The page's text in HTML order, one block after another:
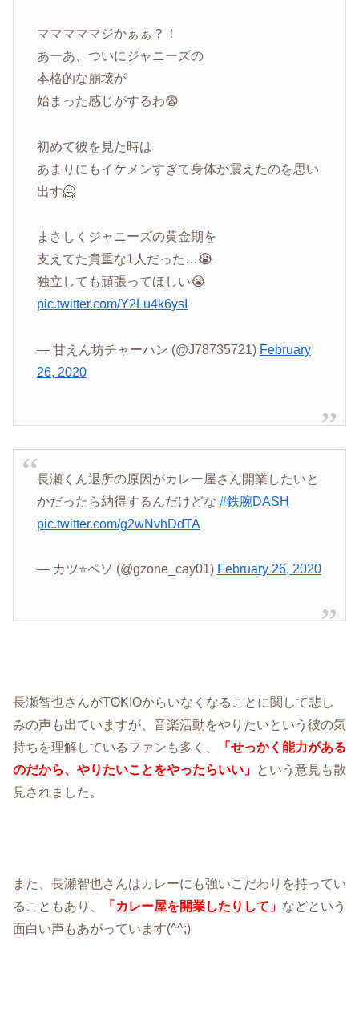
マママママジかぁぁ？！
あーあ、ついにジャニーズの
本格的な崩壊が
始まった感じがするわ😨
初めて彼を見た時は
あまりにもイケメンすぎて身体が震えたのを思い
出す🥶
まさしくジャニーズの黄金期を
支えてた貴重な1人だった…😭
独立しても頑張ってほしい😭
pic.twitter.com/Y2Lu4k6ysI
— 甘えん坊チャーハン (@J78735721) February
26, 2020
長瀬くん退所の原因がカレー屋さん開業したいと
かだったら納得するんだけどな #鉄腕DASH
pic.twitter.com/g2wNvhDdTA
— カツ⭐ペソ (@gzone_cay01) February 26, 2020
長瀬智也さんがTOKIOからいなくなることに関して悲し
みの声も出ていますが、音楽活動をやりたいという彼の気
持ちを理解しているファンも多く、
「せっかく能力がある
のだから、やりたいことをやったらいい」 という意見も散
見されました。
また、長瀬智也さんはカレーにも強いこだわりを持ってい
ることもあり、
「カレー屋を開業したりして」 などという
面白い声もあがっています(^^;)